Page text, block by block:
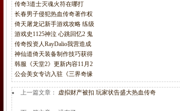
传奇3道士灭魂火符在哪打
长春男子侵犯热血传奇著作权
倚天屠龙记新手游戏攻略 练级
游戏史1125神泣 心跳回忆2 鬼
传奇投资人RayDalio我营造成
神仙道倚天装备制作技巧获得
韩服《天堂2》更新内容11月2
公会美女专访入驻《三界奇缘
上一篇文章： 虚拟财产被扣 玩家状告盛大热血传奇